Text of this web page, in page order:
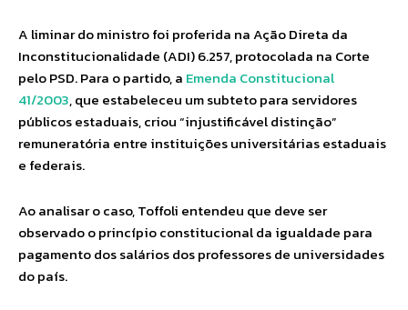
A liminar do ministro foi proferida na Ação Direta da
Inconstitucionalidade (ADI) 6.257, protocolada na Corte
pelo PSD. Para o partido, a Emenda Constitucional
41/2003, que estabeleceu um subteto para servidores
públicos estaduais, criou “injustificável distinção”
remuneratória entre instituições universitárias estaduais
e federais.
Ao analisar o caso, Toffoli entendeu que deve ser
observado o princípio constitucional da igualdade para
pagamento dos salários dos professores de universidades
do país.